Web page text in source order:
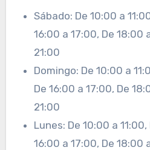
Sábado: De 10:00 a
16:00 a 17:00, De 18:00
21:00
Domingo: De 10:00 a
De 16:00 a 17:00, De
21:00
Lunes: De 10:00 a
16:00 a 17:00, De 18:00